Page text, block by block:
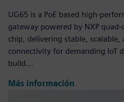
UG65 is a PoE based high-
gateway powered by NXP
chip, delivering stable, scalable,
connectivity for demanding IoT
build...
Más información